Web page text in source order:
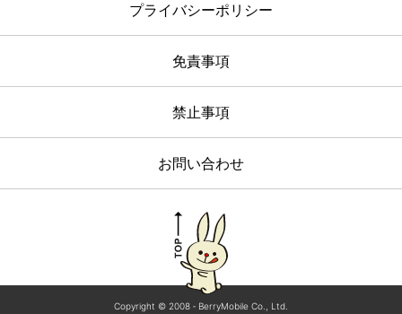
プライバシーポリシー
免責事項
禁止事項
お問い合わせ
Copyright © 2008 ‐ BerryMobile Co., Ltd.